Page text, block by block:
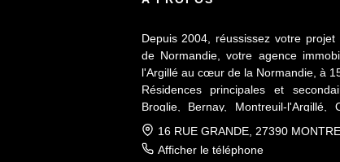
Depuis 2004, réussissez votre
de Normandie, votre agence
l'Argillé au cœur de la Normandie, à
Résidences principales et
Broglie, Bernay, Montreuil-l'Argillé,
Ferté-en-Ouche, Mesnil-en-Ouche,
16 RUE GRANDE, 27390
Afficher le téléphone